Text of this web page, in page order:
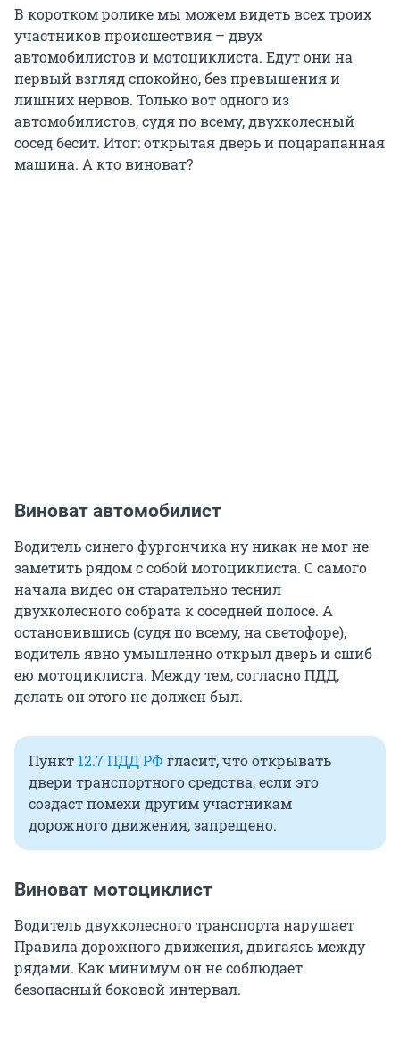
В коротком ролике мы можем видеть всех троих
участников происшествия – двух
автомобилистов и мотоциклиста. Едут они на
первый взгляд спокойно, без превышения и
лишних нервов. Только вот одного из
автомобилистов, судя по всему, двухколесный
сосед бесит. Итог: открытая дверь и поцарапанная
машина. А кто виноват?
Виноват автомобилист
Водитель синего фургончика ну никак не мог не
заметить рядом с собой мотоциклиста. С самого
начала видео он старательно теснил
двухколесного собрата к соседней полосе. А
остановившись (судя по всему, на светофоре),
водитель явно умышленно открыл дверь и сшиб
ею мотоциклиста. Между тем, согласно ПДД,
делать он этого не должен был.
Пункт 12.7 ПДД РФ гласит, что открывать
двери транспортного средства, если это
создаст помехи другим участникам
дорожного движения, запрещено.
Виноват мотоциклист
Водитель двухколесного транспорта нарушает
Правила дорожного движения, двигаясь между
рядами. Как минимум он не соблюдает
безопасный боковой интервал.